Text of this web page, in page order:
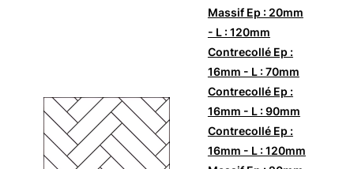
Massif Ep : 20mm
- L : 120mm
Contrecollé Ep :
16mm - L : 70mm
Contrecollé Ep :
16mm - L : 90mm
Contrecollé Ep :
16mm - L : 120mm